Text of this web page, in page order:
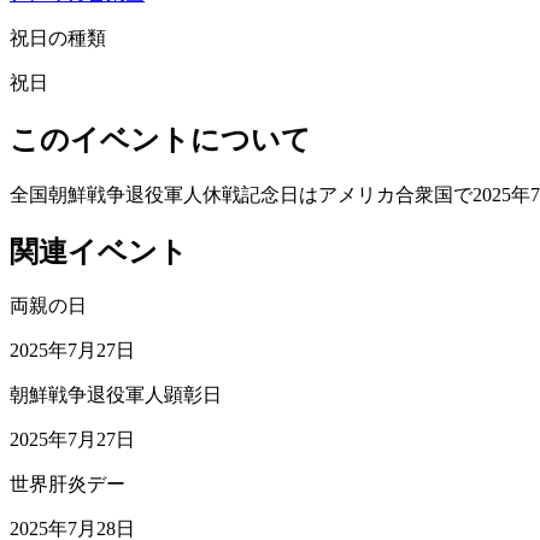
祝日の種類
祝日
このイベントについて
全国朝鮮戦争退役軍人休戦記念日はアメリカ合衆国で2025年
関連イベント
両親の日
2025年7月27日
朝鮮戦争退役軍人顕彰日
2025年7月27日
世界肝炎デー
2025年7月28日